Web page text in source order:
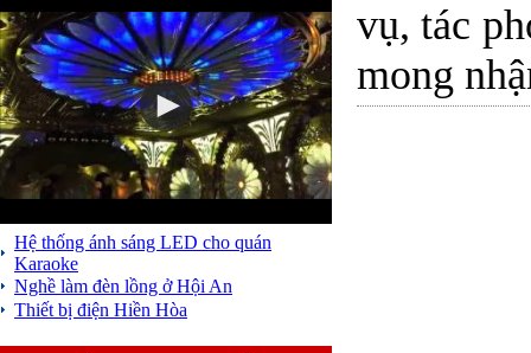
Hệ thống ánh sáng LED cho quán
Karaoke
Nghề làm đèn lồng ở Hội An
Thiết bị điện Hiền Hòa
vụ, tác
mong